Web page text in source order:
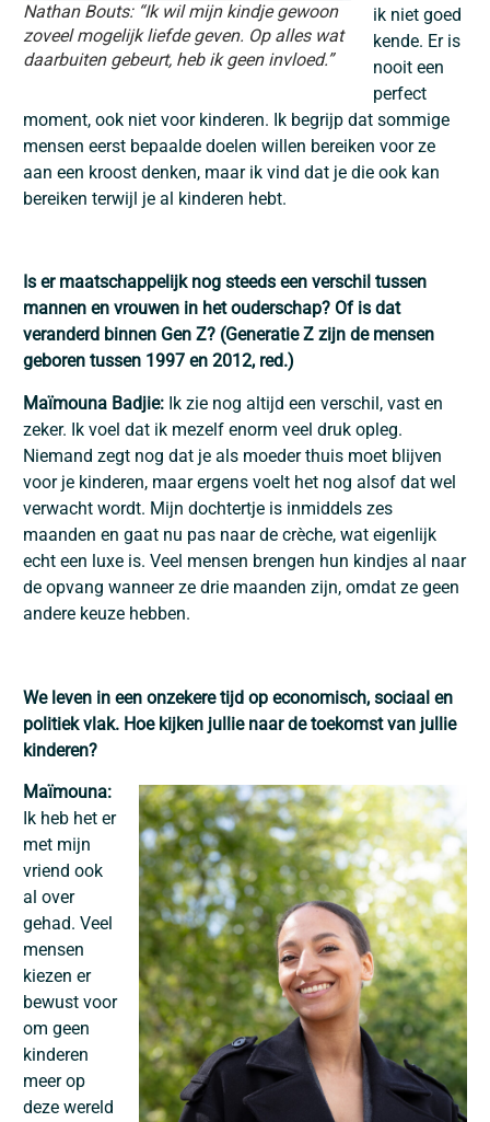
Nathan Bouts: “Ik wil mijn kindje gewoon
zoveel mogelijk liefde geven. Op alles wat
daarbuiten gebeurt, heb ik geen invloed.”
ik niet goed
kende. Er is
nooit een
perfect
moment, ook niet voor kinderen. Ik begrijp dat sommige
mensen eerst bepaalde doelen willen bereiken voor ze
aan een kroost denken, maar ik vind dat je die ook kan
bereiken terwijl je al kinderen hebt.
Is er maatschappelijk nog steeds een verschil tussen
mannen en vrouwen in het ouderschap? Of is dat
veranderd binnen Gen Z? (Generatie Z zijn de mensen
geboren tussen 1997 en 2012, red.)
Maïmouna Badjie: Ik zie nog altijd een verschil, vast en
zeker. Ik voel dat ik mezelf enorm veel druk opleg.
Niemand zegt nog dat je als moeder thuis moet blijven
voor je kinderen, maar ergens voelt het nog alsof dat wel
verwacht wordt. Mijn dochtertje is inmiddels zes
maanden en gaat nu pas naar de crèche, wat eigenlijk
echt een luxe is. Veel mensen brengen hun kindjes al naar
de opvang wanneer ze drie maanden zijn, omdat ze geen
andere keuze hebben.
We leven in een onzekere tijd op economisch, sociaal en
politiek vlak. Hoe kijken jullie naar de toekomst van jullie
kinderen?
Maïmouna:
Ik heb het er
met mijn
vriend ook
al over
gehad. Veel
mensen
kiezen er
bewust voor
om geen
kinderen
meer op
deze wereld